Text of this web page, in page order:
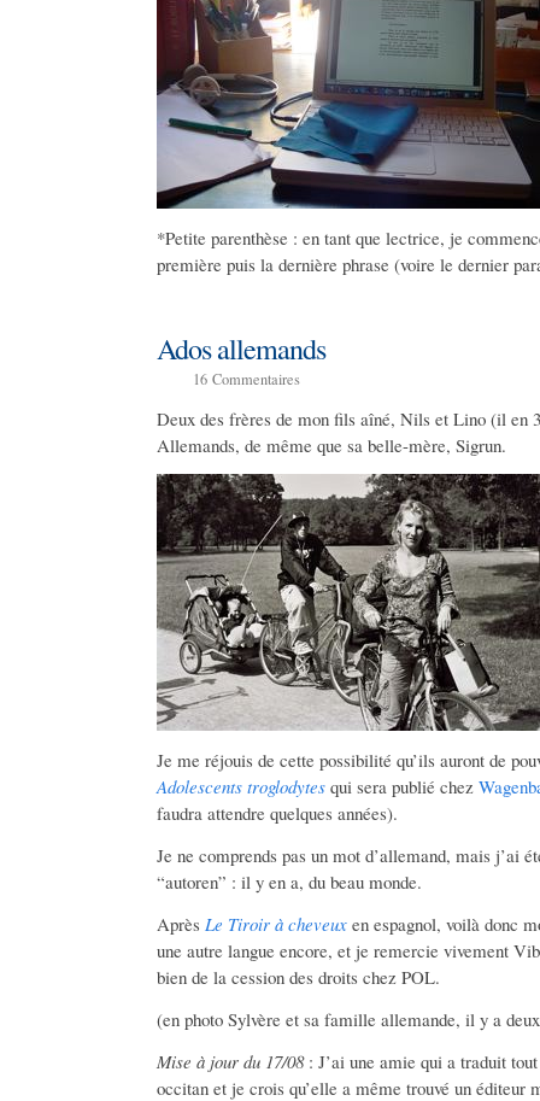
*Petite parenthèse : en tant que lectrice, je
première puis la dernière phrase (voire le dernier
Ados allemands
16 Commentaires
Deux des frères de mon fils aîné, Nils et Lino (il en
Allemands, de même que sa belle-mère, Sigrun.
Je me réjouis de cette possibilité qu’ils auront de
Adolescents troglodytes qui sera publié chez
faudra attendre quelques années).
Je ne comprends pas un mot d’allemand, mais j’ai
“autoren” : il y en a, du beau monde.
Après Le Tiroir à cheveux en espagnol, voilà donc
une autre langue encore, et je remercie vivement
bien de la cession des droits chez POL.
(en photo Sylvère et sa famille allemande, il y a
Mise à jour du 17/08: J’ai une amie qui a traduit
occitan et je crois qu’elle a même trouvé un éditeur